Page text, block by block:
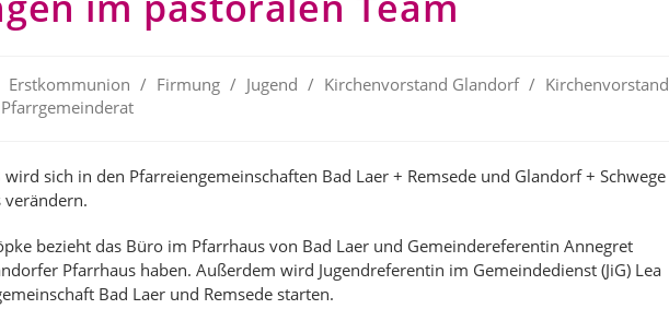
Erstkommunion / Firmung / Jugend / Kirchenvorstand Glandorf / Kirchenvorstand
Pfarrgemeinderat
sich in den Pfarreiengemeinschaften Bad Laer + Remsede und Glandorf + Schwege
bezieht das Büro im Pfarrhaus von Bad Laer und Gemeindereferentin Annegret
Pfarrhaus haben. Außerdem wird Jugendreferentin im Gemeindedienst (JiG) Lea
Bad Laer und Remsede starten.